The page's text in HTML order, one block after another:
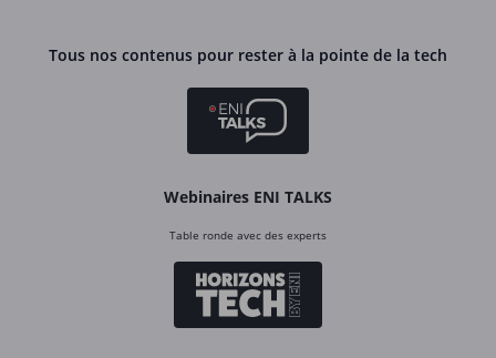
Tous nos contenus pour rester à la pointe de la tech
Webinaires ENI TALKS
Table ronde avec des experts